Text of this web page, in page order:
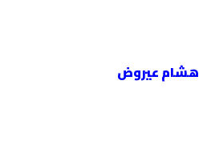
هشام عيروض